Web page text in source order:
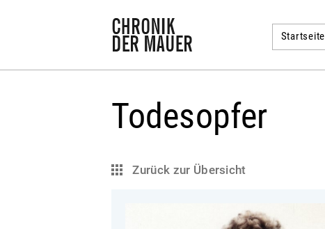
Startseite
Todesopfer
Zurück zur Übersicht